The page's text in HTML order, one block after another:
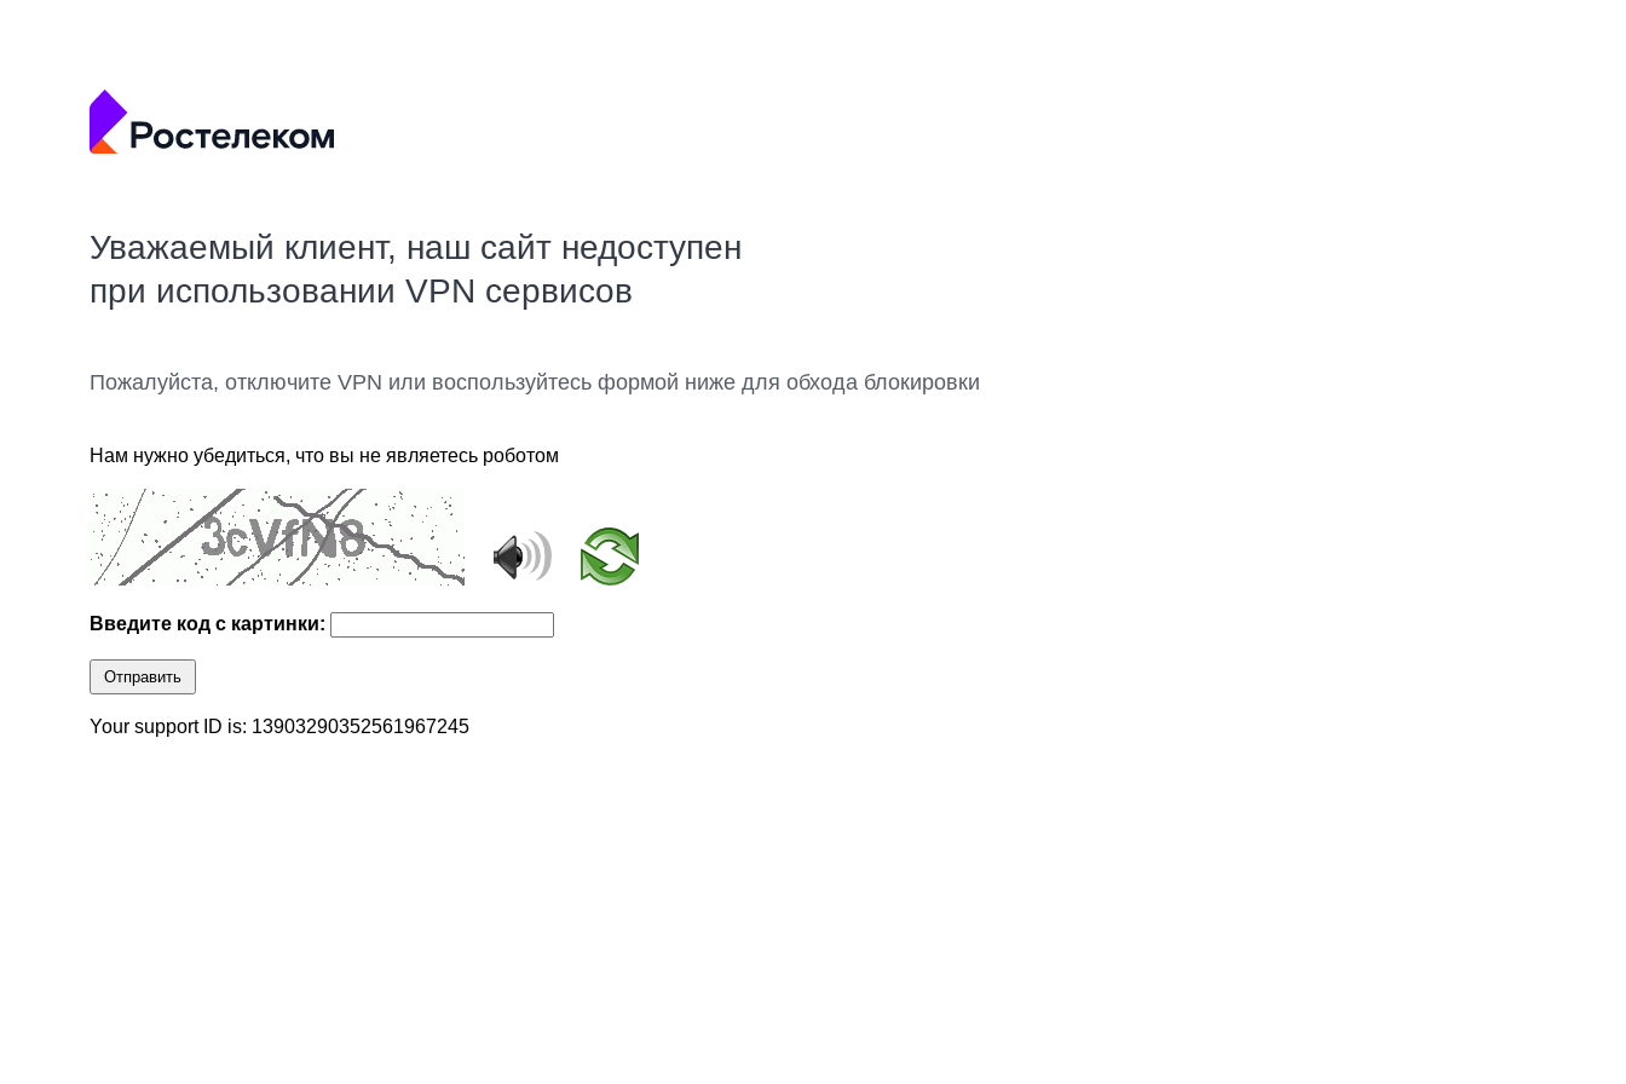
Уважаемый клиент, наш сайт недоступен
при использовании VPN сервисов
Пожалуйста, отключите VPN или воспользуйтесь формой ниже для обхода блокировки
Нам нужно убедиться, что вы не являетесь роботом
Введите код с картинки:
Отправить
Your support ID is: 13903290352561967245